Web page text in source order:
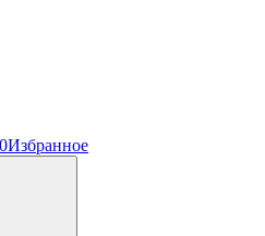
0Избранное